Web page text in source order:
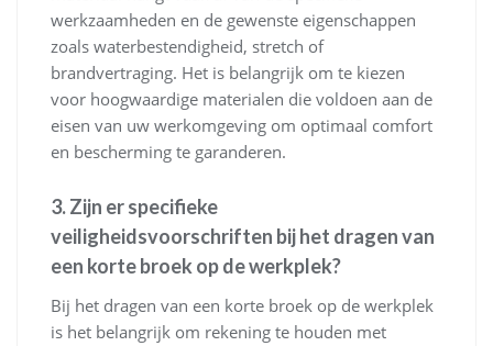
werkzaamheden en de gewenste eigenschappen
zoals waterbestendigheid, stretch of
brandvertraging. Het is belangrijk om te kiezen
voor hoogwaardige materialen die voldoen aan de
eisen van uw werkomgeving om optimaal comfort
en bescherming te garanderen.
3. Zijn er specifieke
veiligheidsvoorschriften bij het dragen van
een korte broek op de werkplek?
Bij het dragen van een korte broek op de werkplek
is het belangrijk om rekening te houden met